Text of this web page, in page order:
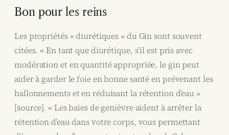
Bon pour les reins
Les propriétés « diurétiques » du Gin sont souvent
citées. « En tant que diurétique, s’il est pris avec
modération et en quantité appropriée, le gin peut
aider à garder le foie en bonne santé en prévenant les
ballonnements et en réduisant la rétention d’eau »
[source]. « Les baies de genièvre aident à arrêter la
rétention d’eau dans votre corps, vous permettant